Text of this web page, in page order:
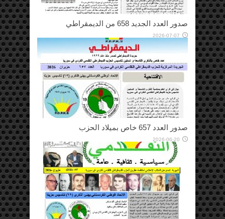
صدور العدد الجديد 658 من الديمقراطي
2026-07-07
صدور العدد 657 خاص بميلاد الحزب
2026-06-20